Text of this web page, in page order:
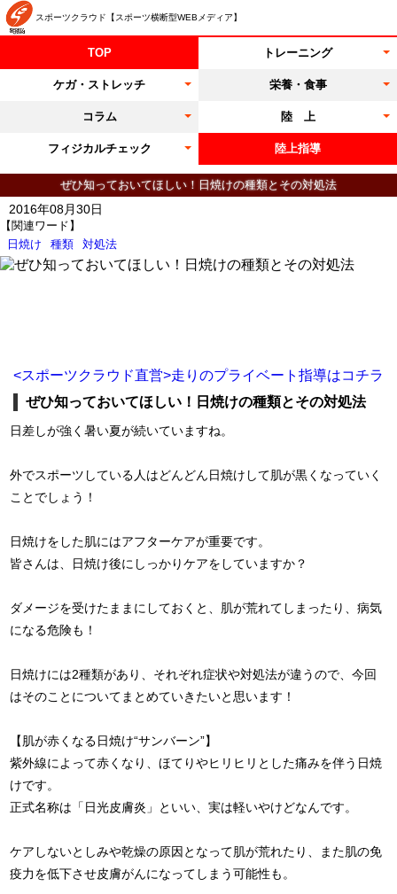
スポーツクラウド【スポーツ横断型WEBメディア】
TOP トレーニング
ケガ・ストレッチ 栄養・食事
コラム 陸 上
フィジカルチェック 陸上指導
ぜひ知っておいてほしい！日焼けの種類とその対処法
【関連ワード】
日焼け
種類 対処法
2016年08月30日
<スポーツクラウド直営>走りのプライベート指導はコチラ
ぜひ知っておいてほしい！日焼けの種類とその対処法
日差しが強く暑い夏が続いていますね。
外でスポーツしている人はどんどん日焼けして肌が黒くなっていく
ことでしょう！
日焼けをした肌にはアフターケアが重要です。
皆さんは、日焼け後にしっかりケアをしていますか？
ダメージを受けたままにしておくと、肌が荒れてしまったり、病気
になる危険も！
日焼けには2種類があり、それぞれ症状や対処法が違うので、今回
はそのことについてまとめていきたいと思います！
【肌が赤くなる日焼け“サンバーン”】
紫外線によって赤くなり、ほてりやヒリヒリとした痛みを伴う日焼
けです。
正式名称は「日光皮膚炎」といい、実は軽いやけどなんです。
ケアしないとしみや乾燥の原因となって肌が荒れたり、また肌の免
疫力を低下させ皮膚がんになってしまう可能性も。